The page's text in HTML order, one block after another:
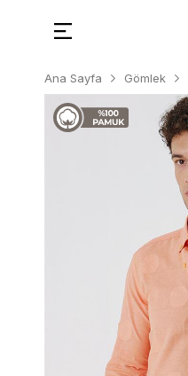
Ana Sayfa Gömlek